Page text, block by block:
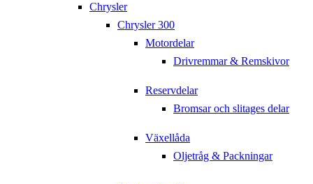
Chrysler
Chrysler 300
Motordelar
Drivremmar & Remskivor
Reservdelar
Bromsar och slitages delar
Växellåda
Oljetråg & Packningar